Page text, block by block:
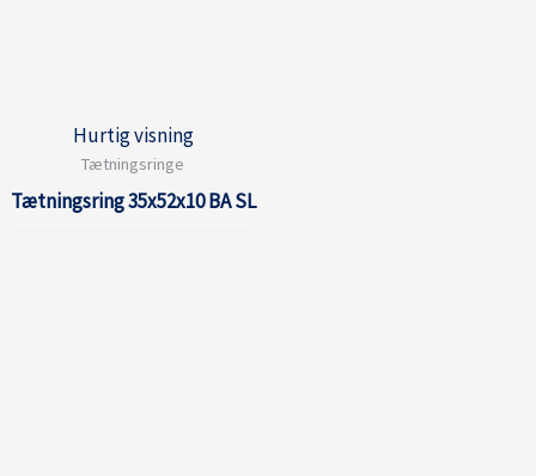
Hurtig visning
Tætningsringe
Tætningsring 35x52x10 BA SL